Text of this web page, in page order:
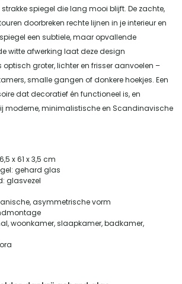
spiegel die lang mooi blijft. De zachte,
doorbreken rechte lijnen in je interieur en
een subtiele, maar opvallende
witte afwerking laat deze design
groter, lichter en frisser aanvoelen –
smalle gangen of donkere hoekjes. Een
dat decoratief én functioneel is, en
moderne, minimalistische en Scandinavische
x 61 x 3,5 cm
gehard glas
glasvezel
asymmetrische vorm
woonkamer, slaapkamer, badkamer,